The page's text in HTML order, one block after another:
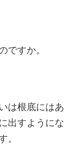
ですか。
は根底にはあ
出すようにな
。